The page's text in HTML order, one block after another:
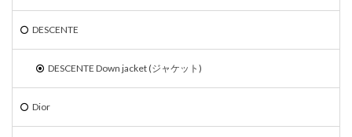
DESCENTE
DESCENTE Down jacket (ジャケット)
Dior